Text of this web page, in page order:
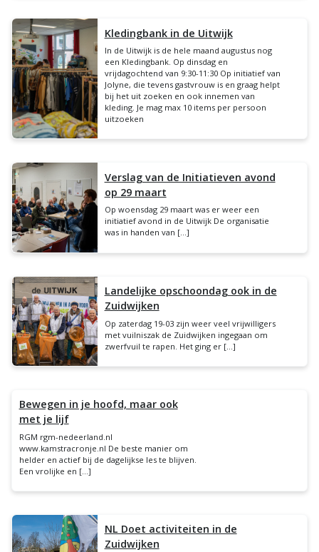
Kledingbank in de Uitwijk
In de Uitwijk is de hele maand augustus nog
een Kledingbank. Op dinsdag en
vrijdagochtend van 9:30-11:30 Op initiatief van
Jolyne, die tevens gastvrouw is en graag helpt
bij het uit zoeken en ook innemen van
kleding. Je mag max 10 items per persoon
uitzoeken
Verslag van de Initiatieven avond
op 29 maart
Op woensdag 29 maart was er weer een
initiatief avond in de Uitwijk De organisatie
was in handen van […]
Landelijke opschoondag ook in de
Zuidwijken
Op zaterdag 19-03 zijn weer veel vrijwilligers
met vuilniszak de Zuidwijken ingegaan om
zwerfvuil te rapen. Het ging er […]
Bewegen in je hoofd, maar ook
met je lijf
RGM rgm-nedeerland.nl
www.kamstracronje.nl De beste manier om
helder en actief bij de dagelijkse les te blijven.
Een vrolijke en […]
NL Doet activiteiten in de
Zuidwijken